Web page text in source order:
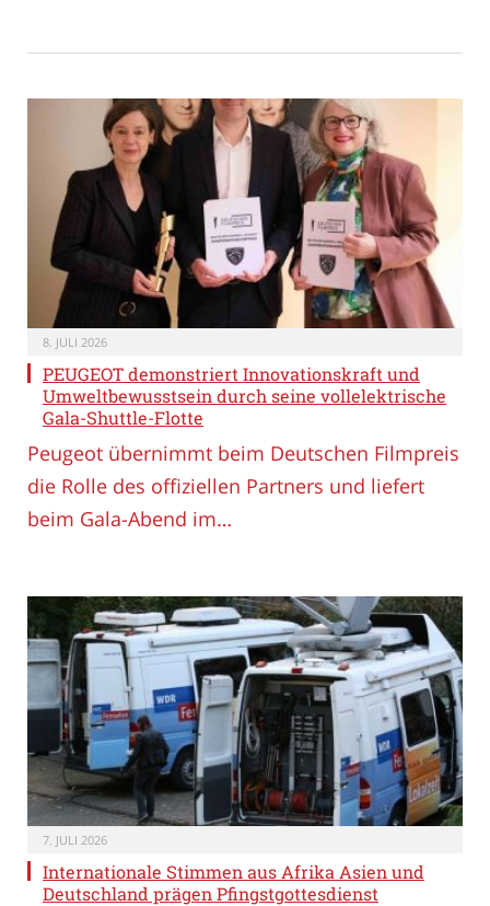
8. JULI 2026
PEUGEOT demonstriert Innovationskraft und
Umweltbewusstsein durch seine vollelektrische
Gala-Shuttle-Flotte
Peugeot übernimmt beim Deutschen Filmpreis
die Rolle des offiziellen Partners und liefert
beim Gala-Abend im…
7. JULI 2026
Internationale Stimmen aus Afrika Asien und
Deutschland prägen Pfingstgottesdienst